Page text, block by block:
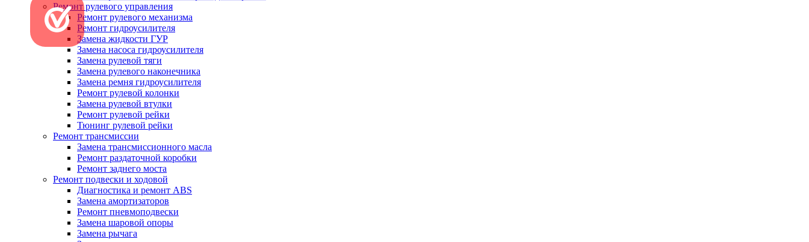
Ремонт рулевого управления
Ремонт рулевого механизма
Ремонт гидроусилителя
Замена жидкости ГУР
Замена насоса гидроусилителя
Замена рулевой тяги
Замена рулевого наконечника
Замена ремня гидроусилителя
Ремонт рулевой колонки
Замена рулевой втулки
Ремонт рулевой рейки
Тюнинг рулевой рейки
Ремонт трансмиссии
Замена трансмиссионного масла
Ремонт раздаточной коробки
Ремонт заднего моста
Ремонт подвески и ходовой
Диагностика и ремонт ABS
Замена амортизаторов
Ремонт пневмоподвески
Замена шаровой опоры
Замена рычага